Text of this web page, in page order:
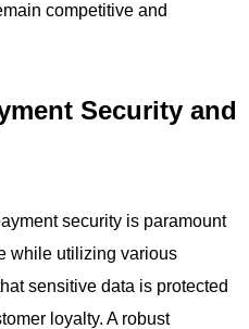
competitive and
Security and
security is paramount
while utilizing various
sensitive data is protected
loyalty. A robust